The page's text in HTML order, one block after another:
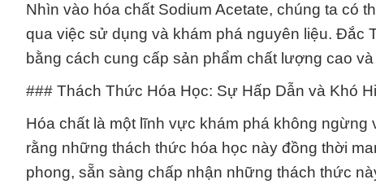
Nhìn vào hóa chất Sodium Acetate, chúng ta có
qua việc sử dụng và khám phá nguyên liệu. Đắc
bằng cách cung cấp sản phẩm chất lượng cao
### Thách Thức Hóa Học: Sự Hấp Dẫn và Khó
Hóa chất là một lĩnh vực khám phá không
rằng những thách thức hóa học này đồng thời
phong, sẵn sàng chấp nhận những thách thức